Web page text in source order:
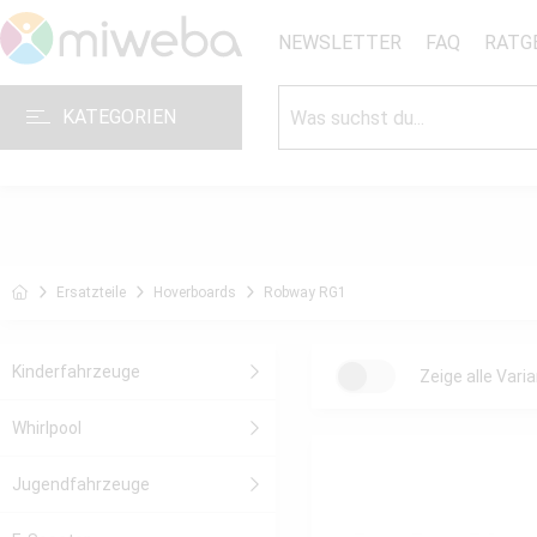
NEWSLETTER FAQ
KATEGORIEN
Ersatzteile Hoverboards Robway RG1
Kinderfahrzeuge
Whirlpool
Jugendfahrzeuge
Zeige alle